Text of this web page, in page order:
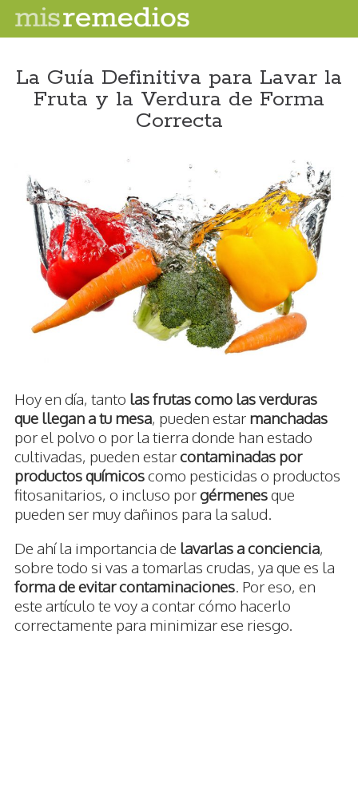
La Guía Definitiva para Lavar la
Fruta y la Verdura de Forma
Correcta
Hoy en día, tanto las frutas como las verduras
que llegan a tu mesa, pueden estar manchadas
por el polvo o por la tierra donde han estado
cultivadas, pueden estarcontaminadas por
productos químicoscomo pesticidas o productos
fitosanitarios, o incluso porgérmenesque
pueden ser muy dañinos para la salud.
De ahí la importancia de lavarlas a conciencia,
sobre todo si vas a tomarlas crudas, ya que es la
forma de evitar contaminaciones . Por eso, en
este artículo te voy a contar cómo hacerlo
correctamente para minimizar ese riesgo.